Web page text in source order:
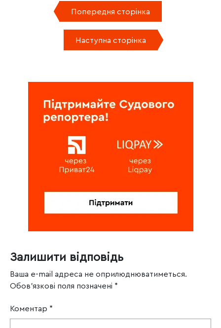
Попередня сторінка
Наступна сторінка
Залишити відповідь
Ваша e-mail адреса не оприлюднюватиметься.
Обов’язкові поля позначені *
Коментар *